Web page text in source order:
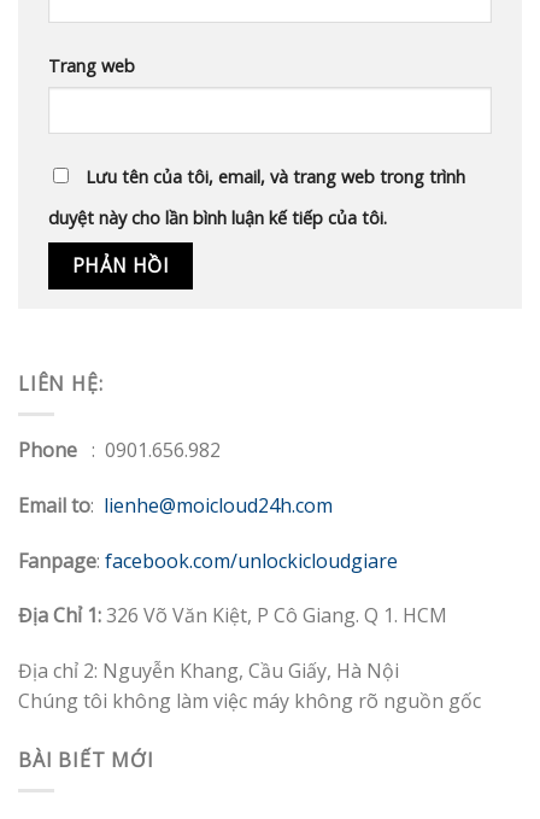
Trang web
Lưu tên của tôi, email, và trang web trong trình
duyệt này cho lần bình luận kế tiếp của tôi.
LIÊN HỆ:
Phone : 0901.656.982
Email to: lienhe@moicloud24h.com
Fanpage: facebook.com/unlockicloudgiare
Địa Chỉ 1:326 Võ Văn Kiệt, P Cô Giang. Q 1. HCM
Địa chỉ 2: Nguyễn Khang, Cầu Giấy, Hà Nội
Chúng tôi không làm việc máy không rõ nguồn gốc
BÀI BIẾT MỚI